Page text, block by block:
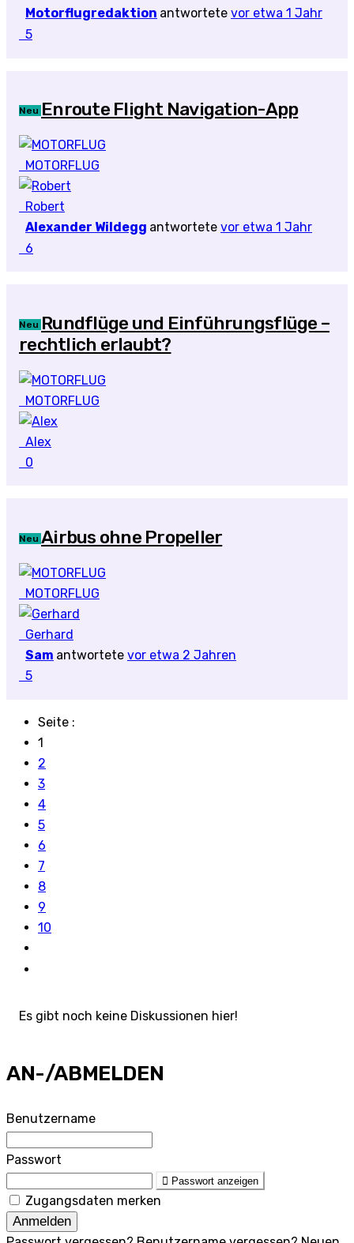
Motorflugredaktion antwortete vor etwa 1 Jahr
5
Neu Enroute Flight Navigation-App
MOTORFLUG
Robert
Alexander Wildegg antwortete vor etwa 1 Jahr
6
Neu Rundflüge und Einführungsflüge –
rechtlich erlaubt?
MOTORFLUG
Alex
0
Neu Airbus ohne Propeller
MOTORFLUG
Gerhard
Sam antwortete vor etwa 2 Jahren
5
Seite :
1
2
3
4
5
6
7
8
9
10
Es gibt noch keine Diskussionen hier!
AN-/ABMELDEN
Benutzername
Passwort
Passwort anzeigen
Zugangsdaten merken
Anmelden